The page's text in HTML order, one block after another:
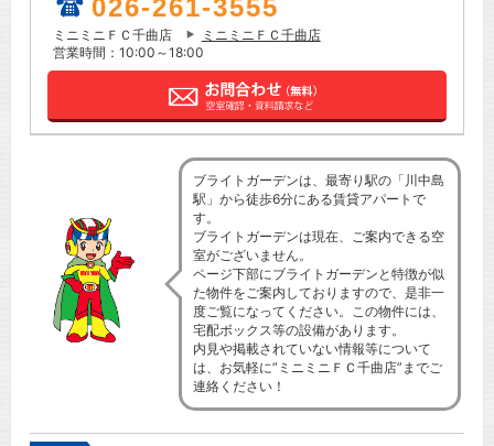
026-261-3555
ミニミニＦＣ千曲店
ミニミニＦＣ千曲店
営業時間：10:00～18:00
ブライトガーデンは、最寄り駅の「川中島
駅」から徒歩6分にある賃貸アパートで
す。
ブライトガーデンは現在、ご案内できる空
室がございません。
ページ下部にブライトガーデンと特徴が似
た物件をご案内しておりますので、是非一
度ご覧になってください。この物件には、
宅配ボックス等の設備があります。
内見や掲載されていない情報等について
は、お気軽に”ミニミニＦＣ千曲店”までご
連絡ください！